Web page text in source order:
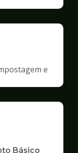
e
Básico